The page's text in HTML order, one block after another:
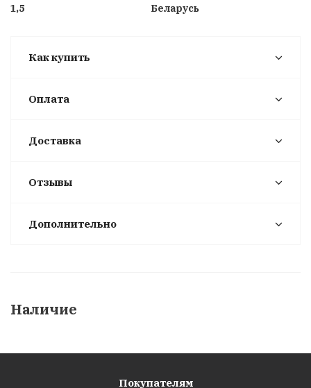
1,5 Беларусь
Как купить
Оплата
Доставка
Отзывы
Дополнительно
Наличие
Покупателям